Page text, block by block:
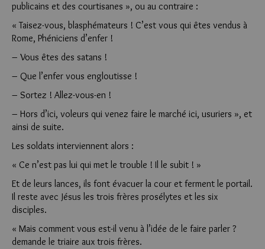
publicains et des courtisanes », ou au contraire :
« Taisez-vous, blasphémateurs ! C’est vous qui êtes vendus à
Rome, Phéniciens d’enfer !
– Vous êtes des satans !
– Que l’enfer vous engloutisse !
– Sortez ! Allez-vous-en !
– Hors d’ici, voleurs qui venez faire le marché ici, usuriers », et
ainsi de suite.
Les soldats interviennent alors :
« Ce n’est pas lui qui met le trouble ! Il le subit ! »
Et de leurs lances, ils font évacuer la cour et ferment le portail.
Il reste avec Jésus les trois frères prosélytes et les six
disciples.
« Mais comment vous est-il venu à l’idée de le faire parler ?
demande le triaire aux trois frères.